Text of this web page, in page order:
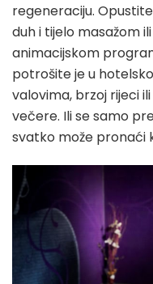
regeneraciju.
duh i tijelo masažom
animacijskom
potrošite je u
valovima, brzoj rijeci
večere. Ili se samo
svatko može pronaći